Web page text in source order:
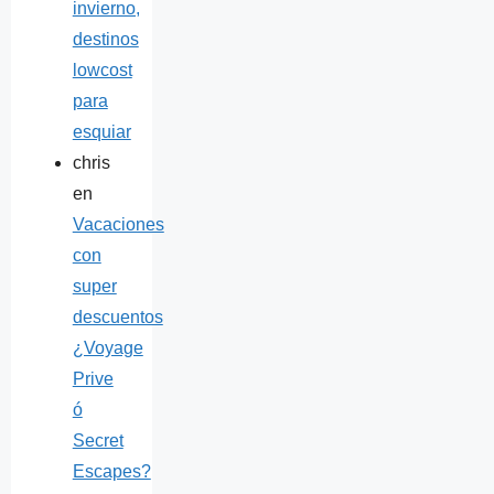
invierno,
destinos
lowcost
para
esquiar
chris
en
Vacaciones
con
super
descuentos
¿Voyage
Prive
ó
Secret
Escapes?